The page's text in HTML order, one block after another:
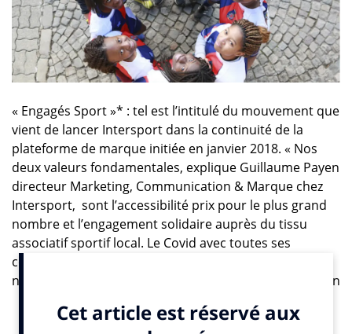
« Engagés Sport »* : tel est l’intitulé du mouvement que
vient de lancer Intersport dans la continuité de la
plateforme de marque initiée en janvier 2018. « Nos
deux valeurs fondamentales, explique Guillaume Payen
directeur Marketing, Communication & Marque chez
Intersport, sont l’accessibilité prix pour le plus grand
nombre et l’engagement solidaire auprès du tissu
associatif sportif local. Le Covid avec toutes ses
conséquences sanitaires, économiques et sociales,
nous a poussé à renforcer encore nos engagements en
10 000 collaborateurs, agissant depuis de nombreuses